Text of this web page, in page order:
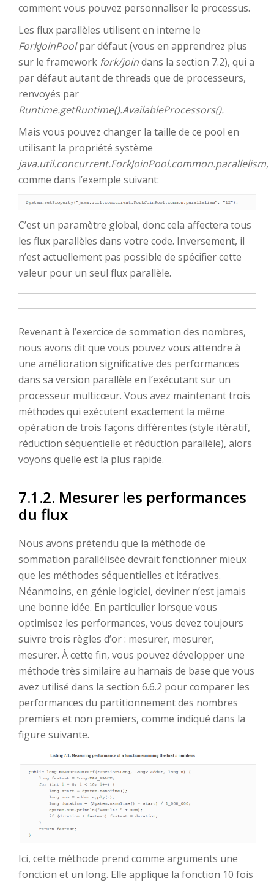
comment vous pouvez personnaliser le processus.
Les flux parallèles utilisent en interne le
ForkJoinPoolpar défaut (vous en apprendrez plus
sur le framework fork/joindans la section 7.2), qui a
par défaut autant de threads que de processeurs,
renvoyés par
Runtime.getRuntime().AvailableProcessors().
Mais vous pouvez changer la taille de ce pool en
utilisant la propriété système
java.util.concurrent.ForkJoinPool.common.parallelism,
comme dans l’exemple suivant:
C’est un paramètre global, donc cela affectera tous
les flux parallèles dans votre code. Inversement, il
n’est actuellement pas possible de spécifier cette
valeur pour un seul flux parallèle.
Revenant à l’exercice de sommation des nombres,
nous avons dit que vous pouvez vous attendre à
une amélioration significative des performances
dans sa version parallèle en l’exécutant sur un
processeur multicœur. Vous avez maintenant trois
méthodes qui exécutent exactement la même
opération de trois façons différentes (style itératif,
réduction séquentielle et réduction parallèle), alors
voyons quelle est la plus rapide.
7.1.2. Mesurer les performances
du flux
Nous avons prétendu que la méthode de
sommation parallélisée devrait fonctionner mieux
que les méthodes séquentielles et itératives.
Néanmoins, en génie logiciel, deviner n’est jamais
une bonne idée. En particulier lorsque vous
optimisez les performances, vous devez toujours
suivre trois règles d’or : mesurer, mesurer,
mesurer. À cette fin, vous pouvez développer une
méthode très similaire au harnais de base que vous
avez utilisé dans la section 6.6.2 pour comparer les
performances du partitionnement des nombres
premiers et non premiers, comme indiqué dans la
figure suivante.
Ici, cette méthode prend comme arguments une
fonction et un long. Elle applique la fonction 10 fois